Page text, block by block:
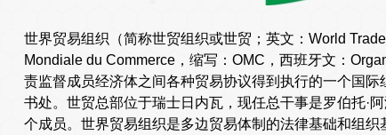
世界贸易组织（简称世贸组织或世贸；英文：World
Mondiale du Commerce，缩写：OMC，西班牙文：
责监督成员经济体之间各种贸易协议得到执行的一个国
书处。世贸总部位于瑞士日内瓦，现任总干事是罗伯托·
个成员。世界贸易组织是多边贸易体制的法律基础和组